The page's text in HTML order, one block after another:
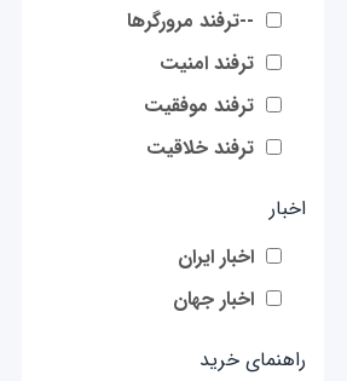
--ترفند مرورگرها
ترفند امنیت
ترفند موفقیت
ترفند خلاقیت
اخبار
اخبار ایران
اخبار جهان
راهنمای خرید